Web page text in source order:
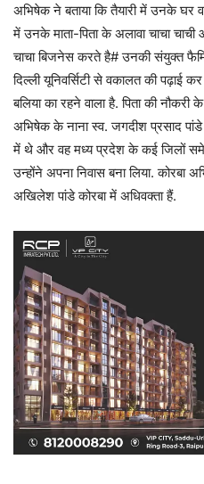
अभिषेक ने बताया कि तैयारी में उनके घर
में उनके माता-पिता के अलावा चाचा
चाचा बिजनेस करते है# उनकी संयुक्त
दिल्ली यूनिवर्सिटी से वकालत की पढ़ाई
बलिया का रहने वाला है. पिता की
अभिषेक के नाना स्व. जगदीश प्रसाद
में थे और वह मध्य प्रदेश के कई जिलों
उन्होंने अपना निवास बना लिया. कोरबा
अखिलेश पांडे कोरबा में अधिवक्ता हैं.